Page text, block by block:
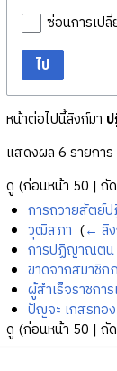
ซ่อนการเปลี่
ไป
หน้าต่อไปนี้ลิงก์มา
แสดงผล 6 รายการ
ดู (ก่อนหน้า 50 | ถั
การถวายสัตย์
วุฒิสภา (← ลิ
การปฏิญาณตน
ขาดจากสมาชิก
ผู้สำเร็จราชกา
ปัญจะ เกสรทอง
ดู (ก่อนหน้า 50 | ถั